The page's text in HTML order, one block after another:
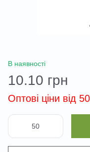
В наявності
10.10 грн
Оптові ціни від